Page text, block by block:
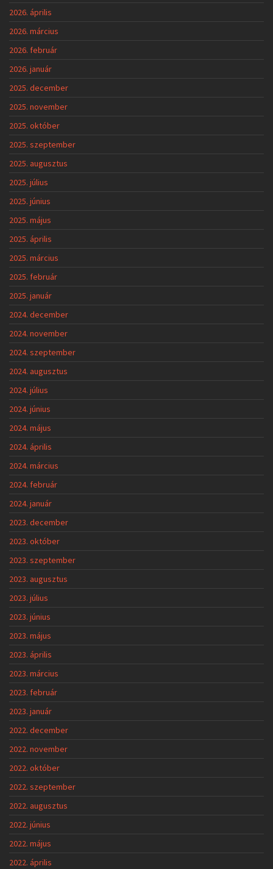
2026. április
2026. március
2026. február
2026. január
2025. december
2025. november
2025. október
2025. szeptember
2025. augusztus
2025. július
2025. június
2025. május
2025. április
2025. március
2025. február
2025. január
2024. december
2024. november
2024. szeptember
2024. augusztus
2024. július
2024. június
2024. május
2024. április
2024. március
2024. február
2024. január
2023. december
2023. október
2023. szeptember
2023. augusztus
2023. július
2023. június
2023. május
2023. április
2023. március
2023. február
2023. január
2022. december
2022. november
2022. október
2022. szeptember
2022. augusztus
2022. június
2022. május
2022. április